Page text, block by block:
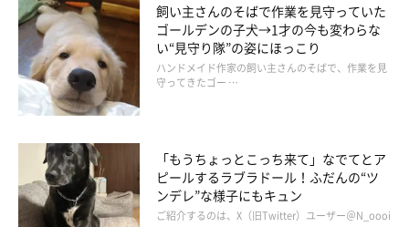
飼い主さんのそばで作業を見守っていた
ゴールデンの子犬→1才の今も変わらな
い“見守り隊”の姿にほっこり
ハンドメイド作家の飼い主さんのそばで、作業を見
守ってきたゴー …
「もうちょっとこっち来て」なでてとア
ピールするラブラドール！ふだんの“ツ
ンデレ”な様子にもキュン
ご紹介するのは、X（旧Twitter）ユーザー＠N_oooi